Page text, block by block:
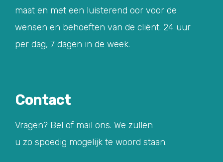
maat en met een luisterend oor voor de
wensen en behoeften van de cliënt. 24 uur
per dag, 7 dagen in de week.
Contact
Vragen? Bel of mail ons. We zullen
u zo spoedig mogelijk te woord staan.